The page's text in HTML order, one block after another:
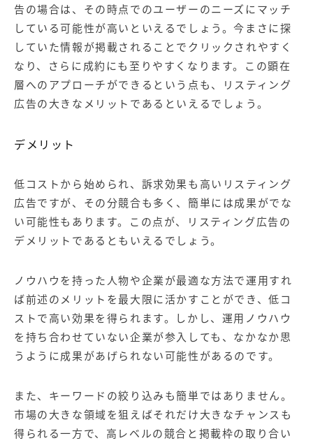
告の場合は、その時点でのユーザーのニーズにマッチ
している可能性が高いといえるでしょう。今まさに探
していた情報が掲載されることでクリックされやすく
なり、さらに成約にも至りやすくなります。この顕在
層へのアプローチができるという点も、リスティング
広告の大きなメリットであるといえるでしょう。
デメリット
低コストから始められ、訴求効果も高いリスティング
広告ですが、その分競合も多く、簡単には成果がでな
い可能性もあります。この点が、リスティング広告の
デメリットであるともいえるでしょう。
ノウハウを持った人物や企業が最適な方法で運用すれ
ば前述のメリットを最大限に活かすことができ、低コ
ストで高い効果を得られます。しかし、運用ノウハウ
を持ち合わせていない企業が参入しても、なかなか思
うように成果があげられない可能性があるのです。
また、キーワードの絞り込みも簡単ではありません。
市場の大きな領域を狙えばそれだけ大きなチャンスも
得られる一方で、高レベルの競合と掲載枠の取り合い